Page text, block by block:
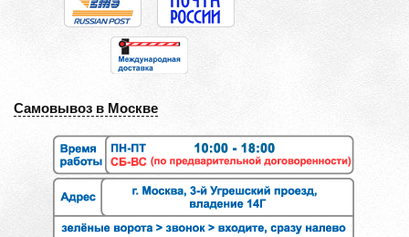
Самовывоз в Москве